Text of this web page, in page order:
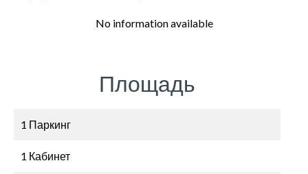
No information available
Площадь
1 Паркинг
1 Кабинет